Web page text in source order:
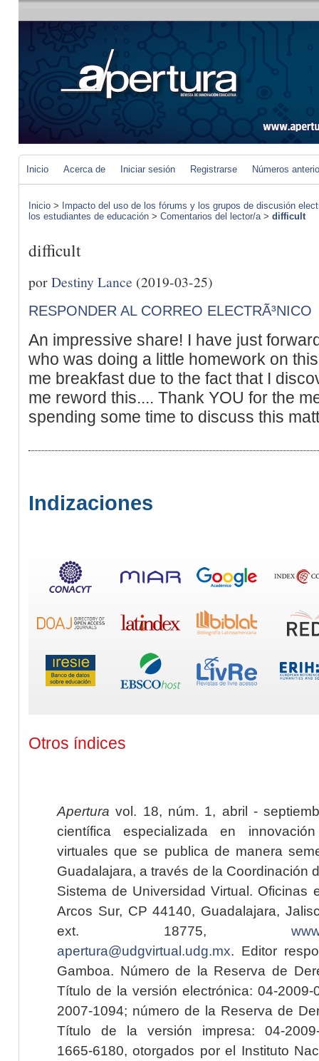
Inicio Acerca de Iniciar sesión Registrarse Números
Inicio > Impacto del uso de los fórums y los grupos de discusión
los estudiantes de educación > Comentarios del lector/a> difficult
difficult
porDestiny Lance (2019-03-25)
RESPONDER AL CORREO ELECTRÃ³NICO
An impressive share! I have just
who was doing a little homework on
me breakfast due to the fact that I
me reword this.... Thank YOU for the
spending some time to discuss this
Indizaciones
Otros índices
Apertura vol. 18, núm. 1, abril -
científica especializada en
virtuales que se publica de manera
Guadalajara, a través de la Coordinación
Sistema de Universidad Virtual. Oficinas
Arcos Sur, CP 44140, Guadalajara,
ext. 18775,
apertura@udgvirtual.udg.mx. Editor
Gamboa. Número de la Reserva de
Título de la versión electrónica: 04-2009-
2007-1094; número de la Reserva de
Título de la versión impresa: 04-2009-
1665-6180, otorgados por el Instituto